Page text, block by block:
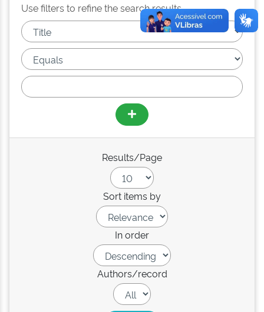
Use filters to refine the search results.
Results/Page
Sort items by
In order
Authors/record